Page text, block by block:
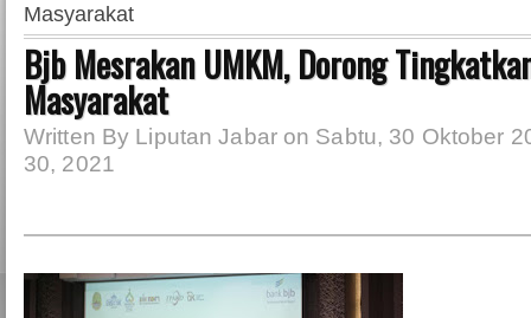
Masyarakat
Bjb Mesrakan UMKM, Dorong
Masyarakat
Written By Liputan Jabar on Sabtu, 30 Oktober
30, 2021